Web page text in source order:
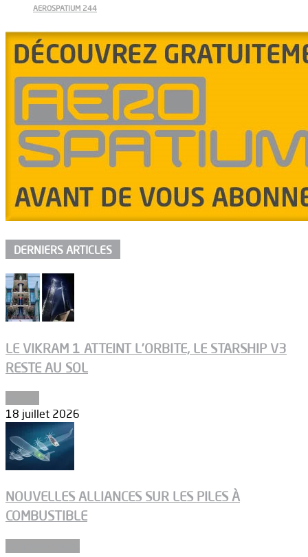
AEROSPATIUM 244
DERNIERS ARTICLES
LE VIKRAM 1 ATTEINT L’ORBITE, LE STARSHIP V3
RESTE AU SOL
18 juillet 2026
NOUVELLES ALLIANCES SUR LES PILES À
COMBUSTIBLE